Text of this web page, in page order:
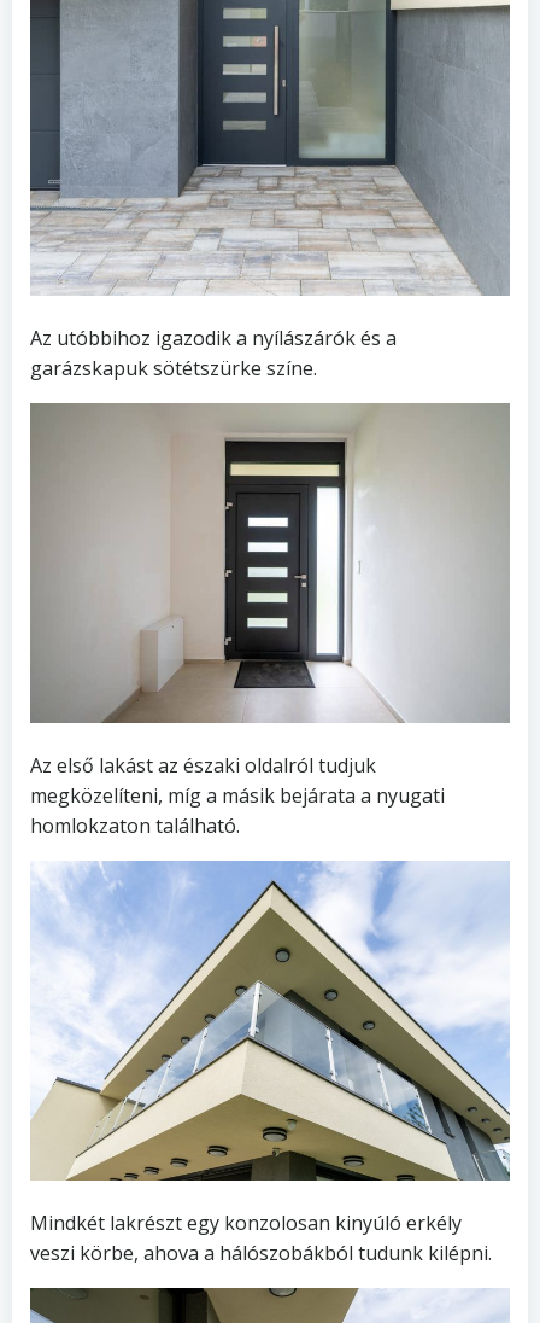
Az utóbbihoz igazodik a nyílászárók és a
garázskapuk sötétszürke színe.
Az első lakást az északi oldalról tudjuk
megközelíteni, míg a másik bejárata a nyugati
homlokzaton található.
Mindkét lakrészt egy konzolosan kinyúló erkély
veszi körbe, ahova a hálószobákból tudunk kilépni.